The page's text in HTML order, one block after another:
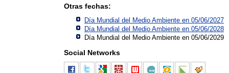
Otras fechas:
Día Mundial del Medio Ambiente en 05/06/2027
Día Mundial del Medio Ambiente en 05/06/2028
Día Mundial del Medio Ambiente en 05/06/2029
Social Networks